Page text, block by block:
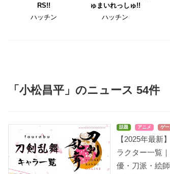
RS!!
ハッチン
ゅまいれっしゅ!!
ハッチン
「小松昌平」のニュース 54件
話題 アニメ ゲ
【2025年最新
ラクター一覧
優・刀派・絵